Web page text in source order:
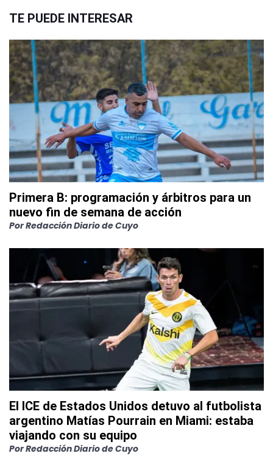
TE PUEDE INTERESAR
Primera B: programación y árbitros para un
nuevo fin de semana de acción
PorRedacción Diario de Cuyo
El ICE de Estados Unidos detuvo al futbolista
argentino Matías Pourrain en Miami: estaba
viajando con su equipo
PorRedacción Diario de Cuyo